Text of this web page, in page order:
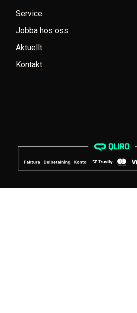
Service
Jobba hos oss
Aktuellt
Kontakt